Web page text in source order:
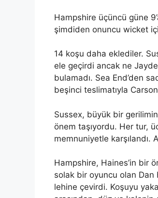
Hampshire üçüncü güne
şimdiden onuncu wicket
14 koşu daha eklediler.
ele geçirdi ancak ne
bulamadı. Sea End’den
beşinci teslimatıyla
Sussex, büyük bir
önem taşıyordu. Her tur,
memnuniyetle karşılandı.
Hampshire, Haines’in bir
solak bir oyuncu olan Dan
lehine çevirdi. Koşuyu